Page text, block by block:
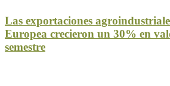
Las exportaciones
Europea crecieron un 30% en
semestre